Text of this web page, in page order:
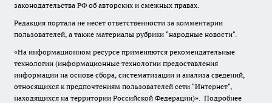
законодательства РФ об авторских и смежных правах.
Редакция портала не несет ответственности за комментарии
пользователей, а также материалы рубрики "народные новости".
«На информационном ресурсе применяются рекомендательные
технологии (информационные технологии предоставления
информации на основе сбора, систематизации и анализа сведений,
относящихся к предпочтениям пользователей сети "Интернет",
находящихся на территории Российской Федерации)». Подробнее